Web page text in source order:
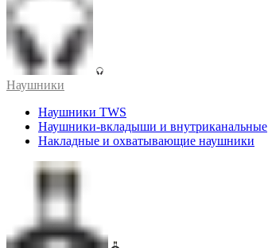
Наушники
Наушники TWS
Наушники-вкладыши и внутриканальные
Накладные и охватывающие наушники